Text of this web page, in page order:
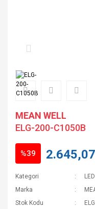
MEAN WELL
ELG-200-C1050B
%39
Kategori
Marka
Stok Kodu